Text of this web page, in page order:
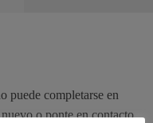
puede completarse en
o ponte en contacto